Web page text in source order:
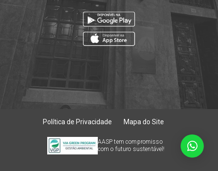
Política de Privacidade Mapa do Site
AASP tem compromisso
com o futuro sustentável!